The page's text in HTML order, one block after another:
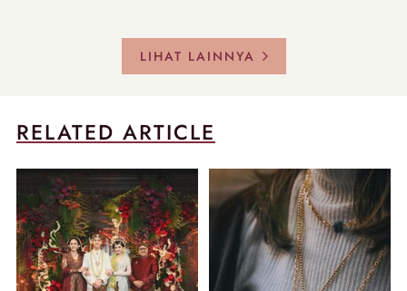
LIHAT LAINNYA
RELATED ARTICLE